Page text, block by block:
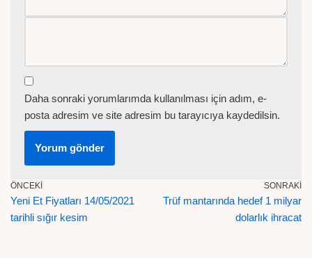
Daha sonraki yorumlarımda kullanılması için adım, e-
posta adresim ve site adresim bu tarayıcıya kaydedilsin.
ÖNCEKI
Yeni Et Fiyatları 14/05/2021
tarihli sığır kesim
SONRAKI
Trüf mantarında hedef 1 milyar
dolarlık ihracat